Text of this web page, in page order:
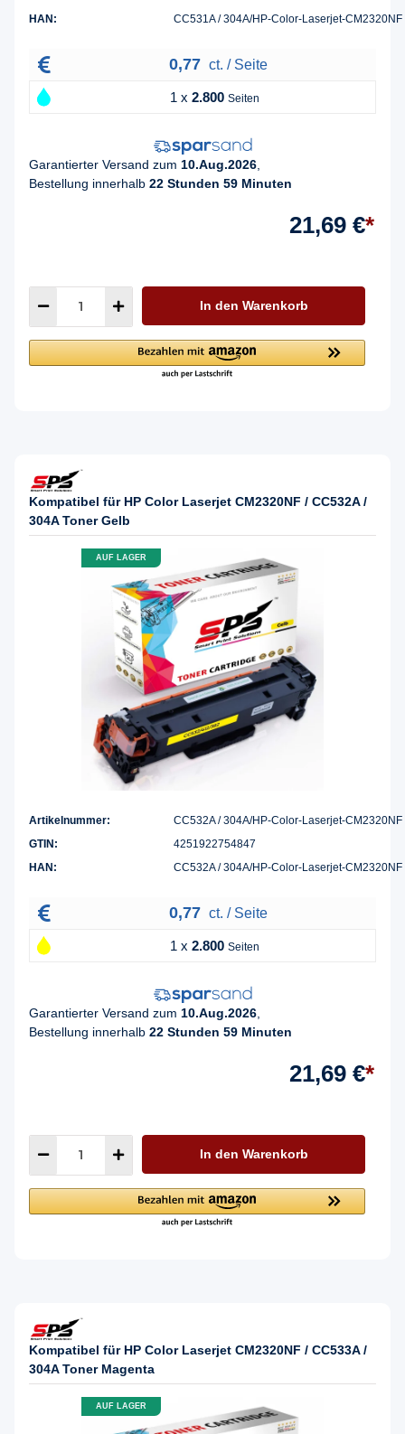
HAN:
CC531A / 304A/HP-Color-Laserjet-CM2320NF
0,77 ct. / Seite
1 x 2.800 Seiten
Garantierter Versand zum 10.Aug.2026
Bestellung innerhalb 22 Stunden 59 Minuten
21,69 €*
In den Warenkorb
Kompatibel für HP Color Laserjet CM2320NF / CC532A /
304A Toner Gelb
AUF LAGER
Artikelnummer:
CC532A / 304A/HP-Color-Laserjet-CM2320NF
GTIN:
4251922754847
HAN:
CC532A / 304A/HP-Color-Laserjet-CM2320NF
0,77 ct. / Seite
1 x 2.800 Seiten
Garantierter Versand zum 10.Aug.2026
Bestellung innerhalb 22 Stunden 59 Minuten
21,69 €*
In den Warenkorb
Kompatibel für HP Color Laserjet CM2320NF / CC533A /
304A Toner Magenta
AUF LAGER